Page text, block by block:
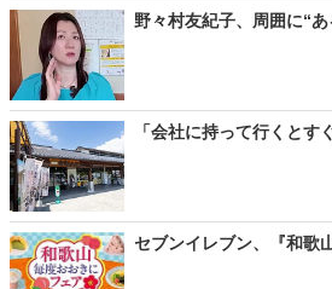
野々村友紀子、周囲に“
「会社に持って行くと
セブンイレブン、『和歌